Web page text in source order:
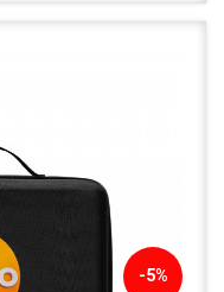
-5%